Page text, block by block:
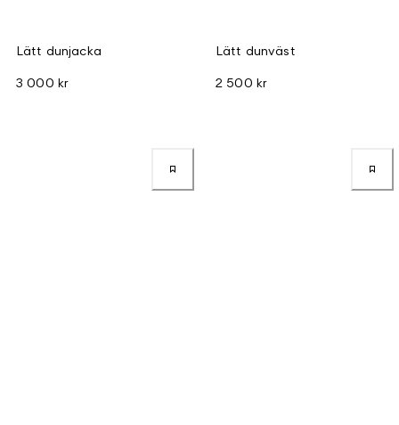
Lätt dunjacka
3 000 kr
Lätt dunväst
2 500 kr